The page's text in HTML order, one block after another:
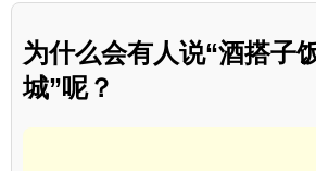
为什么会有人说“酒搭子
城”呢？